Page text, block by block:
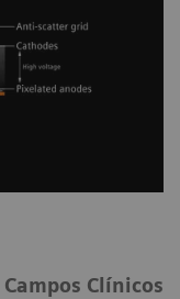
Campos Clínicos